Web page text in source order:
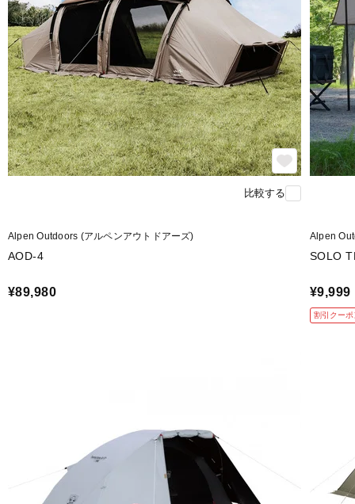
比較する
Alpen Outdoors (アルペンアウトドアーズ)
AOD-4
¥89,980
Alpen
SOLO
¥9,999
割引クーポ